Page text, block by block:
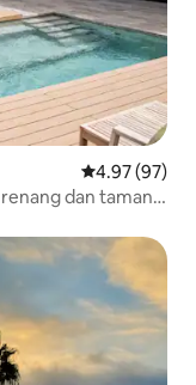
Penarafan
4.97 (97)
dan taman